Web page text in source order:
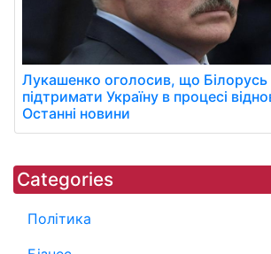
Лукашенко оголосив, що Білорусь
підтримати Україну в процесі
Останні новини
Categories
Політика